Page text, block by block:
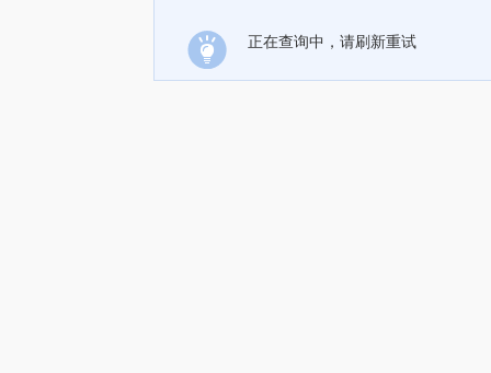
正在查询中，请刷新重试